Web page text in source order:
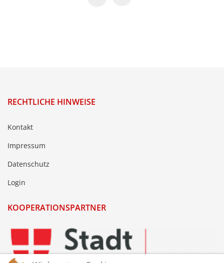
RECHTLICHE HINWEISE
Kontakt
Impressum
Datenschutz
Login
KOOPERATIONSPARTNER